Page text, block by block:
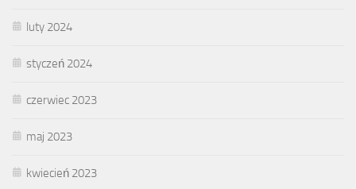
luty 2024
styczeń 2024
czerwiec 2023
maj 2023
kwiecień 2023